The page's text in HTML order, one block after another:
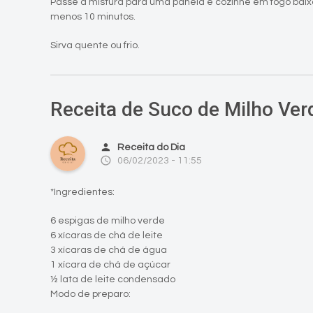
Passe a mistura para uma panela e cozinhe em fogo
menos 10 minutos.
Sirva quente ou frio.
Receita de Suco de Milho
person Receita do Dia
access_time 06/02/2023 - 11:55
*Ingredientes:
6 espigas de milho verde
6 xícaras de chá de leite
3 xícaras de chá de água
1 xícara de chá de açúcar
½ lata de leite condensado
Modo de preparo: